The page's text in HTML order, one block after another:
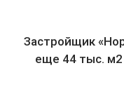
Застройщик
еще 44 тыс.